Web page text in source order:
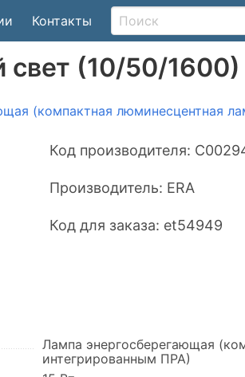
Контакты
свет (10/50/1600)
(компактная люминесцентная
Код производителя:
Производитель: ERA
Код для заказа: et54949
Лампа энергосберегающая
интегрированным ПРА)